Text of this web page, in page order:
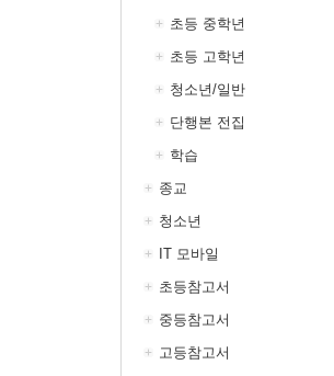
초등 중학년
초등 고학년
청소년/일반
단행본 전집
학습
종교
청소년
IT 모바일
초등참고서
중등참고서
고등참고서